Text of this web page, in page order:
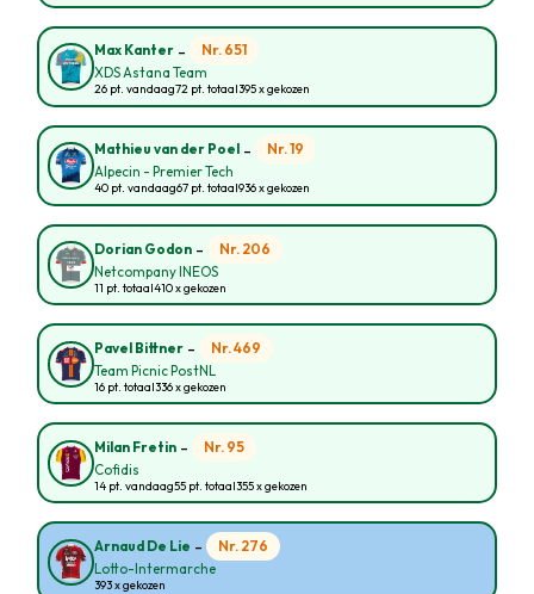
Max Kanter - Nr. 651
XDS Astana Team
26 pt. vandaag72 pt. totaal395 x gekozen
Mathieu van der Poel - Nr. 19
Alpecin - Premier Tech
40 pt. vandaag67 pt. totaal936 x gekozen
Dorian Godon - Nr. 206
Netcompany INEOS
11 pt. totaal410 x gekozen
Pavel Bittner - Nr. 469
Team Picnic PostNL
16 pt. totaal336 x gekozen
Milan Fretin - Nr. 95
Cofidis
14 pt. vandaag55 pt. totaal355 x gekozen
Arnaud De Lie - Nr. 276
Lotto-Intermarche
393 x gekozen